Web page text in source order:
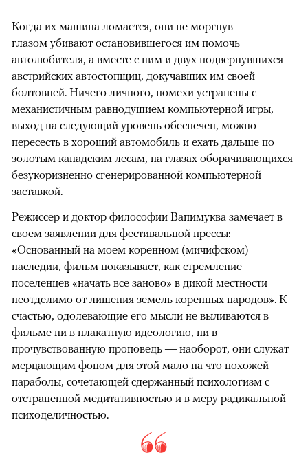
Когда их машина ломается, они не моргнув
глазом убивают остановившегося им помочь
автолюбителя, а вместе с ним и двух подвернувшихся
австрийских автостопщиц, докучавших им своей
болтовней. Ничего личного, помехи устранены с
механистичным равнодушием компьютерной игры,
выход на следующий уровень обеспечен, можно
пересесть в хороший автомобиль и ехать дальше по
золотым канадским лесам, на глазах оборачивающихся
безукоризненно сгенерированной компьютерной
заставкой.
Режиссер и доктор философии Вапимуква замечает в
своем заявлении для фестивальной прессы:
«Основанный на моем коренном (мичифском)
наследии, фильм показывает, как стремление
поселенцев «начать все заново» в дикой местности
неотделимо от лишения земель коренных народов». К
счастью, одолевающие его мысли не выливаются в
фильме ни в плакатную идеологию, ни в
прочувствованную проповедь — наоборот, они служат
мерцающим фоном для этой мало на что похожей
параболы, сочетающей сдержанный психологизм с
отстраненной медитативностью и в меру радикальной
психоделичностью.